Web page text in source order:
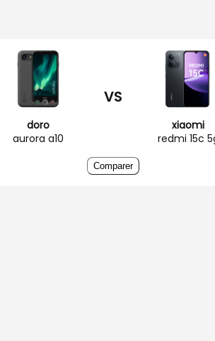
doro
aurora a10
VS
xiaomi
redmi 15c
Comparer